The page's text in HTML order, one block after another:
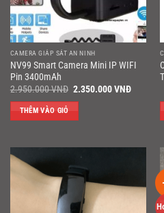
CAMERA GIÁP SÁT AN NINH
NV99 Smart Camera Mini IP WIFI
Pin 3400mAh
2.950.000VNĐ Giá
2.350.000VNĐGiá
THÊM VÀO GIỎ